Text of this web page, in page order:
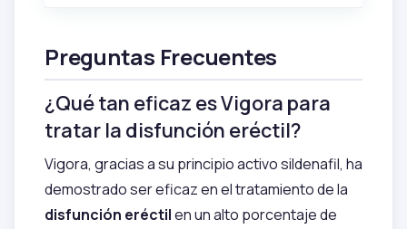
Preguntas Frecuentes
¿Qué tan eficaz es Vigora para
tratar la disfunción eréctil?
Vigora, gracias a su principio activo sildenafil, ha
demostrado ser eficaz en el tratamiento de la
disfunción eréctilen un alto porcentaje de